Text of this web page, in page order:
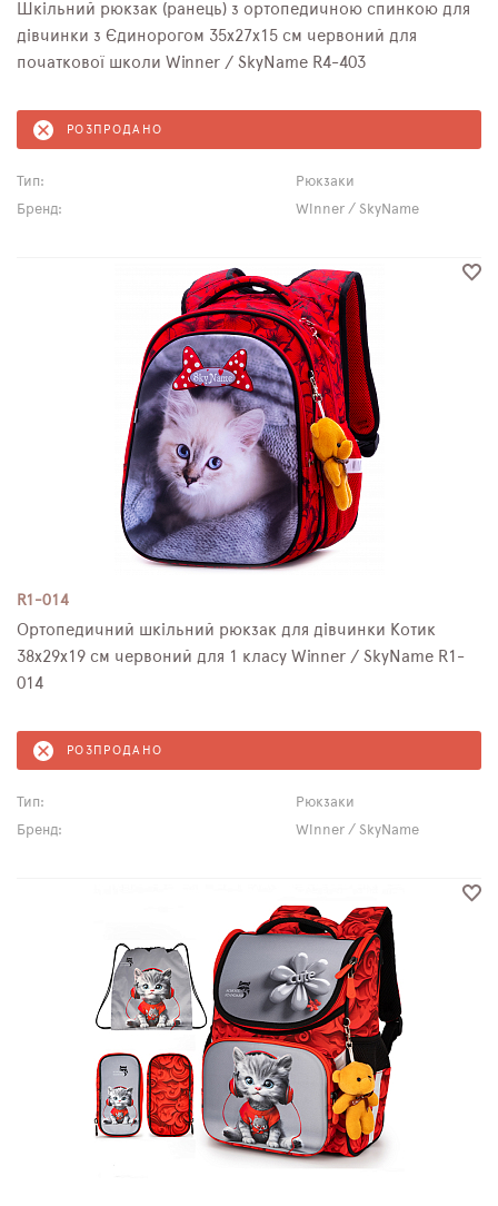
Шкільний рюкзак (ранець) з ортопедичною спинкою для
дівчинки з Єдинорогом 35х27х15 см червоний для
початкової школи Winner / SkyName R4-403
РОЗПРОДАНО
Тип:
Рюкзаки
Бренд:
Winner / SkyName
R1-014
Ортопедичний шкільний рюкзак для дівчинки Котик
38х29х19 см червоний для 1 класу Winner / SkyName R1-
014
РОЗПРОДАНО
Тип:
Рюкзаки
Бренд:
Winner / SkyName